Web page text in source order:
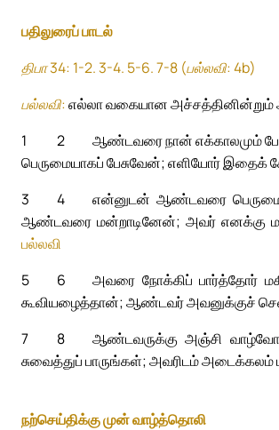
பதிலுரைப் பாடல்
திபா 34: 1-2. 3-4. 5-6. 7-8 (பல்லவி: 4b)
பல்லவி:எல்லா வகையான
1
ஆண்டவரை நான் எக்காலமும்
2
பெருமையாகப் பேசுவேன்; எளியோர் இதைக்
3
என்னுடன் ஆண்டவரை
4
ஆண்டவரை மன்றாடினேன்; அவர் எனக்கு
பல்லவி
5
அவரை நோக்கிப் பார்த்தோர்
6
கூவியழைத்தான்; ஆண்டவர் அவனுக்குச்
7
ஆண்டவருக்கு அஞ்சி
8
சுவைத்துப் பாருங்கள்; அவரிடம் அடைக்கலம்
நற்செய்திக்கு முன் வாழ்த்தொலி